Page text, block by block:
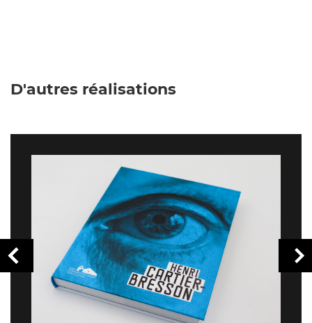
D'autres réalisations